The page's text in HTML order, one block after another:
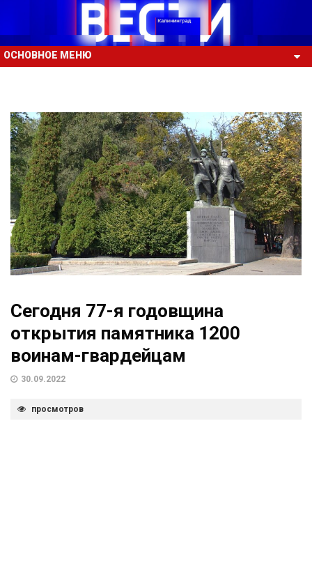
ОСНОВНОЕ МЕНЮ
Сегодня 77-я годовщина
открытия памятника 1200
воинам-гвардейцам
30.09.2022
просмотров